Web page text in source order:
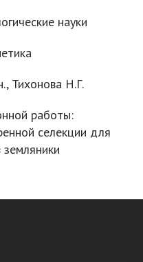
науки
Тихонова Н.Г.
работы:
селекции для